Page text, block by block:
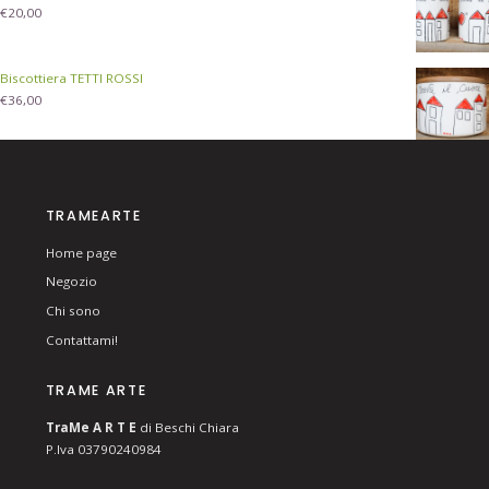
€20,00
Biscottiera TETTI ROSSI
€36,00
TRAMEARTE
Home page
Negozio
Chi sono
Contattami!
TRAME ARTE
TraMe A R T E di Beschi Chiara
P.Iva 03790240984